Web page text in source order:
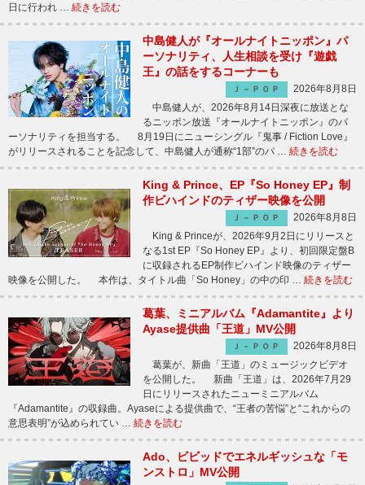
日に行われ … 続きを読む
中島健人が『オールナイトニッポン』パ
ーソナリティ、人生相談を受け『遊戯
王』の話をするコーナーも
Ｊ－ＰＯＰ
2026年8月8日
中島健人が、2026年8月14日深夜に放送とな
るニッポン放送『オールナイトニッポン』のパ
ーソナリティを担当する。 8月19日にニューシングル『鬼事 / Fiction Love』
がリリースされることを記念して、中島健人が通称“1部”のパ … 続きを読む
King & Prince、EP『So Honey EP』制
作ビハインドのティザー映像を公開
Ｊ－ＰＯＰ
2026年8月8日
King & Princeが、2026年9月2日にリリースと
なる1st EP『So Honey EP』より、初回限定盤B
に収録されるEP制作ビハインド映像のティザー
映像を公開した。 本作は、タイトル曲「So Honey」の中の印 … 続きを読む
葛葉、ミニアルバム『Adamantite』より
Ayase提供曲「王道」MV公開
Ｊ－ＰＯＰ
2026年8月8日
葛葉が、新曲「王道」のミュージックビデオ
を公開した。 新曲「王道」は、2026年7月29
日にリリースされたニューミニアルバム
『Adamantite』の収録曲。Ayaseによる提供曲で、“王者の苦悩”と“これからの
意思表明”が込められてい … 続きを読む
Ado、ビビッドでエネルギッシュな「モ
ンストロ」MV公開